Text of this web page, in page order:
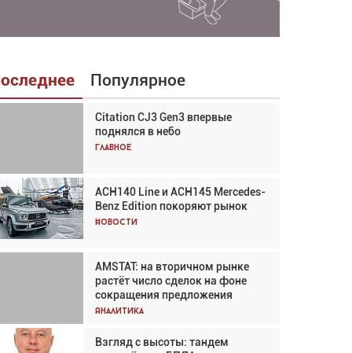
Популярное
Citation CJ3 Gen3 впервые
поднялся в небо
Главное
ACH140 Line и ACH145 Mercedes-
Benz Edition покоряют рынок
Новости
AMSTAT: на вторичном рынке
растёт число сделок на фоне
сокращения предложения
Аналитика
Взгляд с высоты: тандем
Взгляд с высоты: тандем
вертолётов и БПЛА в
спасательных операциях
Авиационный фотограф Дэйв
Кох: «Фотография говорит сама
за себя... а ИИ всё портит»
В городах чемпионата мира
наблюдался подъём, хотя
общий трафик снизился
Аналитика
Частный самолёт – это актив.